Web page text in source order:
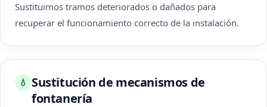
Sustituimos tramos deteriorados o dañados para
recuperar el funcionamiento correcto de la instalación.
💧 Sustitución de mecanismos de
fontanería